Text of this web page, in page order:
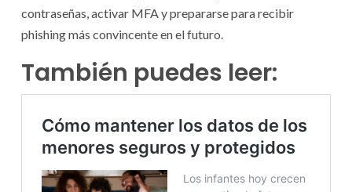
contraseñas, activar MFA y prepararse para recibir
phishing más convincente en el futuro.
También puedes leer: